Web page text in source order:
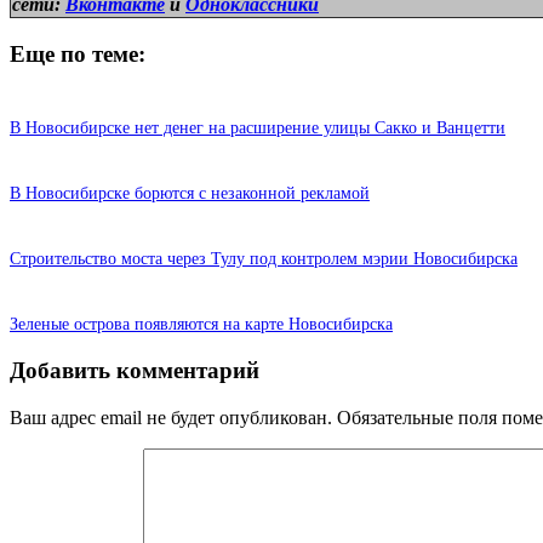
Еще по теме:
В Новосибирске нет денег на расширение улицы Сакко и Ванцетти
В Новосибирске борются с незаконной рекламой
Строительство моста через Тулу под контролем мэрии Новосибирска
Зеленые острова появляются на карте Новосибирска
Добавить комментарий
Ваш адрес email не будет опубликован. Обязательные поля